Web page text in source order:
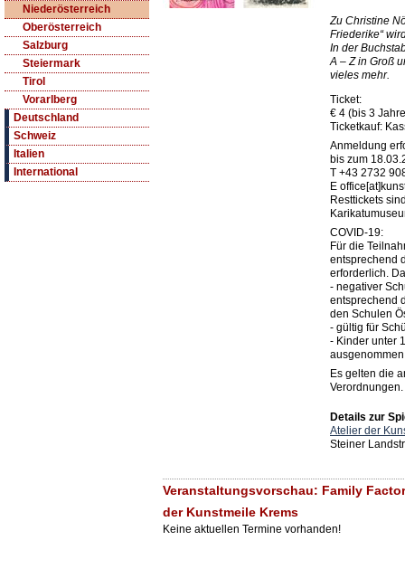
Niederösterreich
Oberösterreich
Salzburg
Steiermark
Tirol
Vorarlberg
Deutschland
Schweiz
Italien
International
Zu Christine
Friederike“
In der
A – Z in Groß
vieles mehr.
Ticket:
€ 4 (bis 3
Ticketkauf:
Anmeldung
bis zum
T +43 2732
E
Resttickets
COVID-19:
Für die
entsprechend
erforderlich.
- negativer
entsprechend
den Schulen
- gültig für
- Kinder unter
Es gelten die
Verordnungen.
Details zur
Atelier der
Steiner
Veranstaltungsvorschau: Family
der Kunstmeile Krems
Keine aktuellen Termine vorhanden!